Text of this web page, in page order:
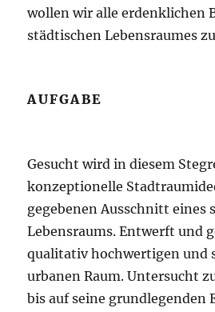
wollen wir alle erdenklichen
städtischen Lebensraumes
AUFGABE
Gesucht wird in diesem
konzeptionelle
gegebenen Ausschnitt eines
Lebensraums. Entwerft und
qualitativ hochwertigen und
urbanen Raum. Untersucht
bis auf seine grundlegenden